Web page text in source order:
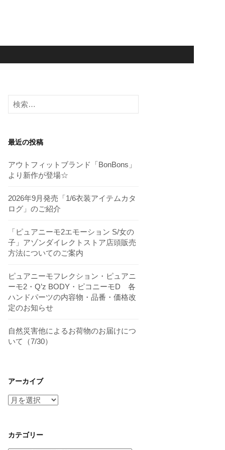
検
索:
最近の投稿
アウトフィットブランド「BonBons」
より新作が登場☆
2026年9月発売「1/6衣装アイテムカタ
ログ」のご紹介
「ピュアニーモ2エモーション S/女の
子」アゾンダイレクトストア店頭販売
方法についてのご案内
ピュアニーモフレクション・ピュアニ
ーモ2・Q’z BODY・ピコニーモD 各
ハンドパーツの内容物・品番・価格改
定のお知らせ
自然災害他によるお荷物のお届けにつ
いて（7/30）
アーカイブ
ア
イ
ブ
カテゴリー